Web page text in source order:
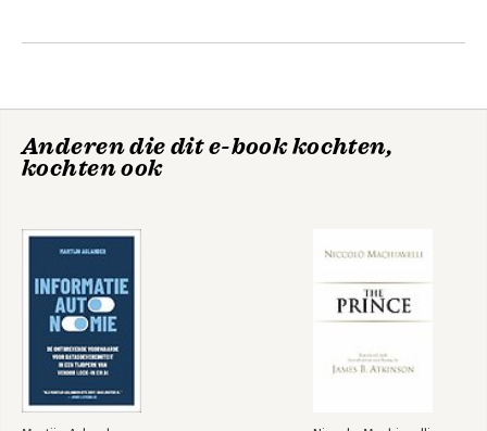
Andere boeken door Hubert Smeets
Een wonderbaarlijk
politicus
Een wonderbaarlijk
Anderen die dit e-book kochten,
kochten ook